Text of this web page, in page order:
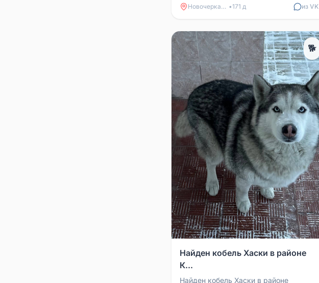
Новочеркасск •171 д из VK
🐕
Найден кобель Хаски в районе
К...
Найден кобель Хаски в районе